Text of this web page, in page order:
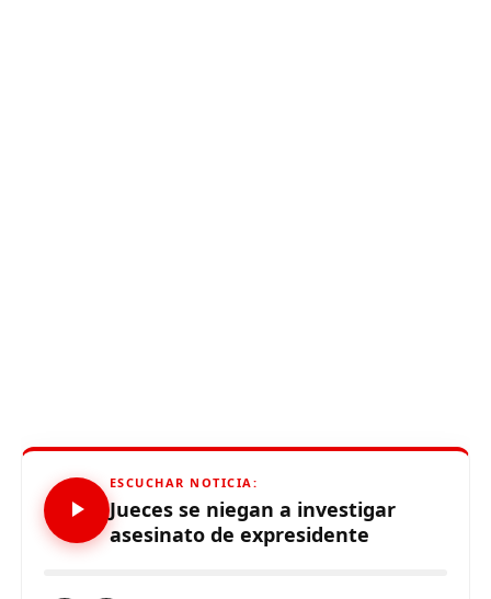
ESCUCHAR NOTICIA:
Jueces se niegan a investigar
asesinato de expresidente